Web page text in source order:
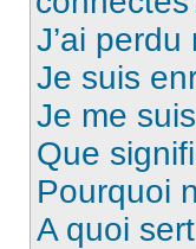
J’ai
Je suis
Je me
Que
Pourquoi
A quoi